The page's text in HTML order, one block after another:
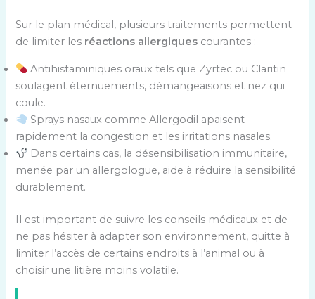
Sur le plan médical, plusieurs traitements permettent
de limiter les réactions allergiques courantes :
Antihistaminiques oraux tels que Zyrtec ou Claritin
soulagent éternuements, démangeaisons et nez qui
coule.
Sprays nasaux comme Allergodil apaisent
rapidement la congestion et les irritations nasales.
Dans certains cas, la désensibilisation immunitaire,
menée par un allergologue, aide à réduire la sensibilité
durablement.
Il est important de suivre les conseils médicaux et de
ne pas hésiter à adapter son environnement, quitte à
limiter l’accès de certains endroits à l’animal ou à
choisir une litière moins volatile.